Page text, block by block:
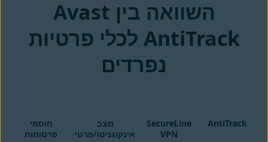
AntiTrack לכלי פרטיות
נפרדים
AntiTrack
SecureLine
VPN
מצב
אינקוגניטו/פרטי
חוסמי
פרסומות